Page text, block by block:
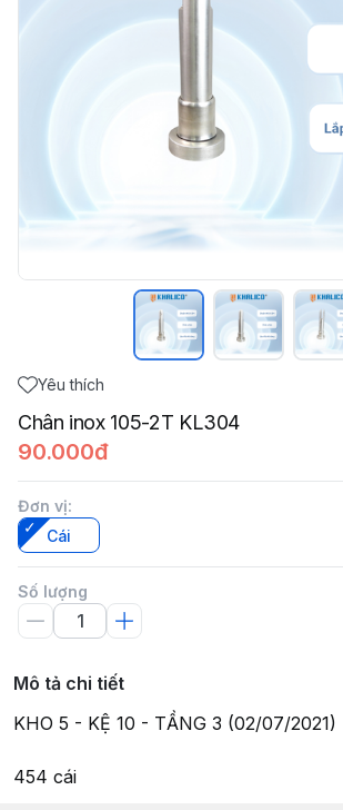
Yêu thích
Chân inox 105-2T KL304
90.000đ
Đơn vị:
Cái
Số lượng
Mô tả chi tiết
KHO 5 - KỆ 10 - TẦNG 3 (02/07/2021)
454 cái